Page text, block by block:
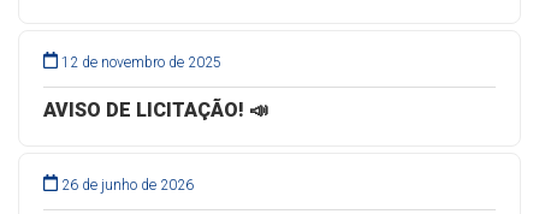
12 de novembro de 2025
AVISO DE LICITAÇÃO! 📣
26 de junho de 2026